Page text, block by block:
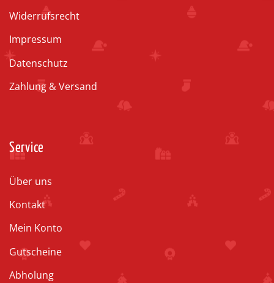
Widerrufsrecht
Impressum
Datenschutz
Zahlung & Versand
Service
Über uns
Kontakt
Mein Konto
Gutscheine
Abholung